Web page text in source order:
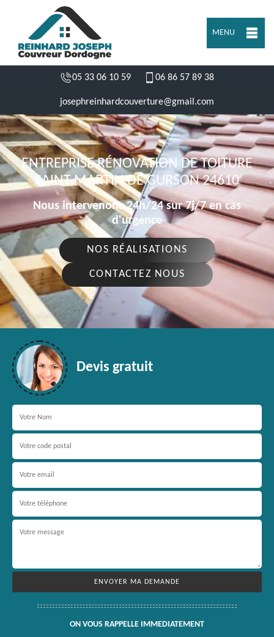
MENU
05 33 06 10 59 06 86 57 89 38
josephreinhardcouverture@gmail.com
ENTREPRISE RÉNOVATION DE TOITURE
SAINT MARTIN DE GURSON 24610
Nous intervenons 24h/24 sur 7j/7 en cas
d'urgence
NOS RÉALISATIONS
CONTACTEZ NOUS
Devis gratuit
ON VOUS RAPPELLE IMMEDIATEMENT